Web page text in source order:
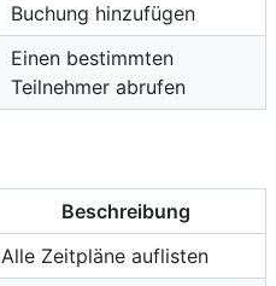
Buchung hinzufügen
Einen bestimmten
Teilnehmer abrufen
Beschreibung
Alle Zeitpläne auflisten